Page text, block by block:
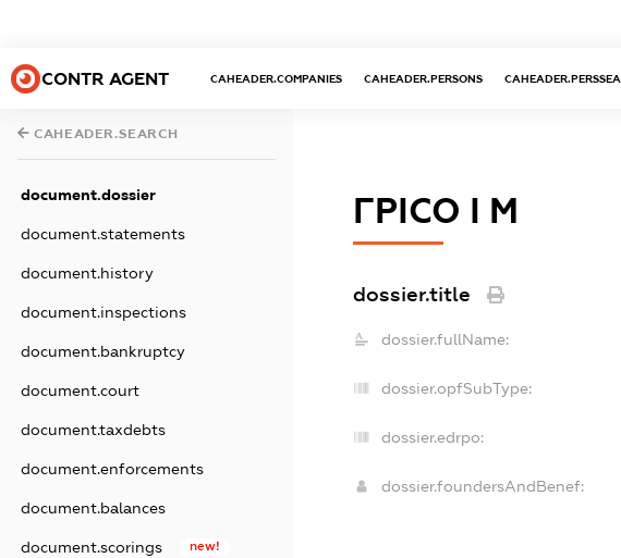
CONTR AGENT CAHEADER.COMPANIES CAHEADER.PERSONS
CAHEADER.SEARCH
document.dossier
document.statements
document.history
document.inspections
document.bankruptcy
document.court
document.taxdebts
document.enforcements
document.balances
document.scorings new!
ГРІСО І М
dossier.title
dossier.fullName:
dossier.opfSubType:
dossier.edrpo:
dossier.foundersAndBenef: